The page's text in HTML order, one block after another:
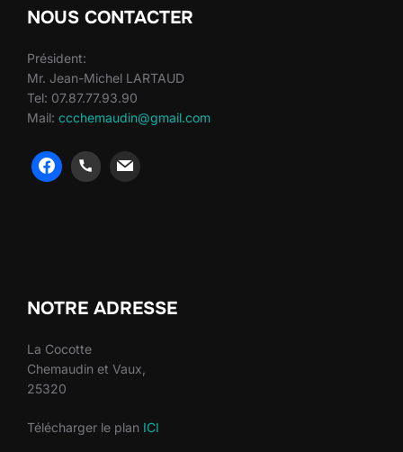
NOUS CONTACTER
Président:
Mr. Jean-Michel LARTAUD
Tel: 07.87.77.93.90
Mail: ccchemaudin@gmail.com
NOTRE ADRESSE
La Cocotte
Chemaudin et Vaux,
25320
Télécharger le plan ICI